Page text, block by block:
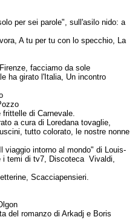
per sei parole", sull'asilo nido: a
A tu per tu con lo specchio, La
facciamo da sole
ha girato l'Italia, Un incontro
di Carnevale.
a cura di Loredana tovaglie,
tutto colorato, le nostre nonne
viaggio intorno al mondo" di Louis-
i temi di tv7, Discoteca Vivaldi,
Scacciapensieri.
del romanzo di Arkadj e Boris